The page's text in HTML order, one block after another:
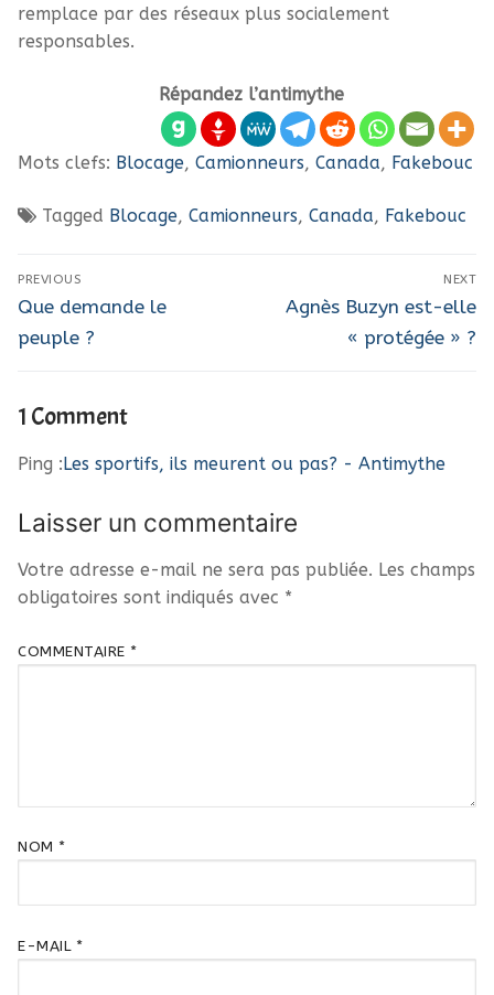
remplace par des réseaux plus socialement
responsables.
Répandez l’antimythe
Mots clefs: Blocage, Camionneurs, Canada, Fakebouc
Tagged Blocage, Camionneurs, Canada, Fakebouc
Navigation
de
l’article
PREVIOUS
Previous
post:
Que demande le
peuple ?
NEXT
Next
Agnès Buzyn est-elle
« protégée » ?
1 Comment
Ping :Les sportifs, ils meurent ou pas? - Antimythe
Laisser un commentaire
Votre adresse e-mail ne sera pas publiée. Les champs
obligatoires sont indiqués avec *
COMMENTAIRE *
NOM *
E-MAIL *